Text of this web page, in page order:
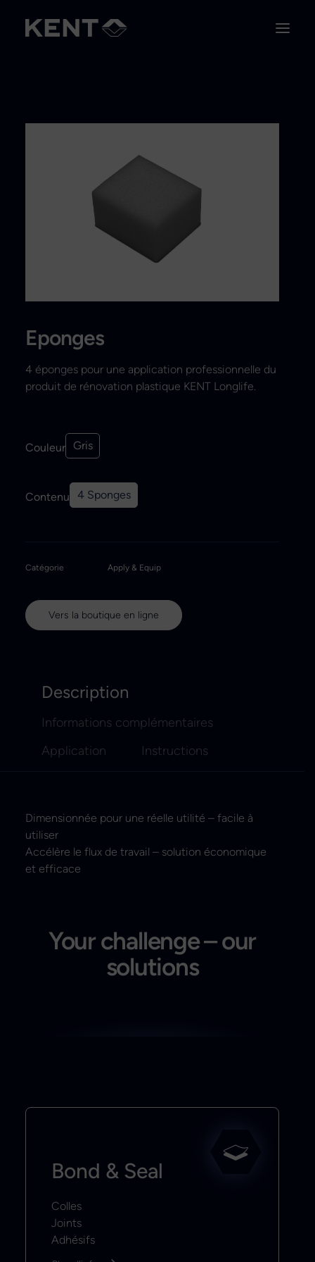
Eponges
4 éponges pour une application professionnelle du
produit de rénovation plastique KENT Longlife.
Couleur Gris
Contenu 4 Sponges
Catégorie Apply & Equip
Vers la boutique en ligne
Description
Informations complémentaires
Application
Instructions
Dimensionnée pour une réelle utilité – facile à
utiliser
Accélère le flux de travail – solution économique
et efficace
Your challenge – our
solutions
Bond & Seal
Colles
Joints
Adhésifs